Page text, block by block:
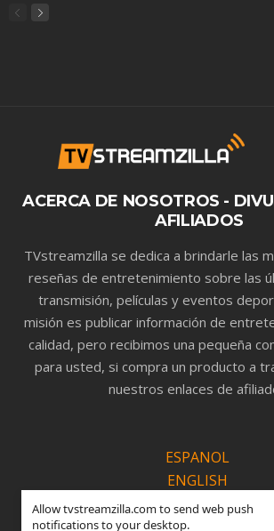
Allow tvstreamzilla.com to send web push
notifications to your desktop.
ACERCA DE NOSOTROS -
AFILIADOS
TVstreamzilla se dedica a brindarle las
reseñas de entretenimiento sobre las
transmisión, películas y eventos
misión es publicar información de
calidad, pero recibimos una pequeña
para usted, si compra un producto a
nuestros enlaces de
ESPANOL
ENGLISH
PORTUGUÊS